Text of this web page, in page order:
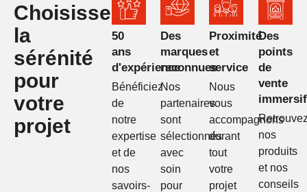
Choisissez
la
sérénité
pour
votre
projet
50
ans
d'expérience
Bénéficiez
de
notre
expertise
et de
nos
savoirs-
Des
marques
reconnues
Nos
partenaires
sont
sélectionnés
avec
soin
pour
Proximité
et
service
Nous
vous
accompagnons
durant
tout
votre
projet
Des
points
de
vente
nos
produits
et nos
conseils